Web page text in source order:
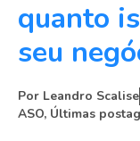
quanto
seu
Por Leandro Scalise
ASO, Últimas